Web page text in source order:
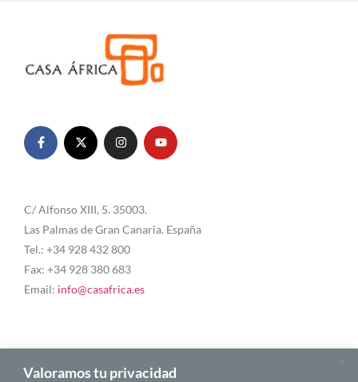
Valoramos tu privacidad
C/ Alfonso XIII, 5. 35003.
Las Palmas de Gran Canaria. España
Tel.: +34 928 432 800
Fax: +34 928 380 683
Email: info@casafrica.es
Blog